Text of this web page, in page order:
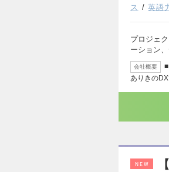
ス
英語
プロジェ
ーション
会社概要
ありきの
NEW